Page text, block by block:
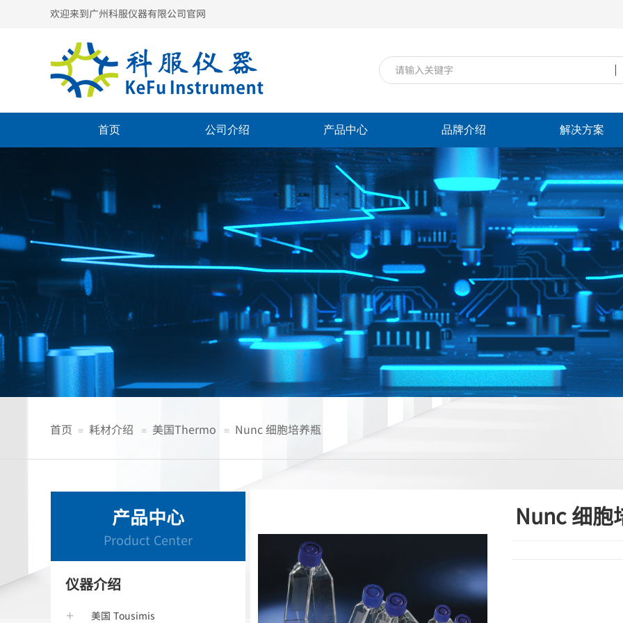
欢迎来到广州科服仪器有限公司官网
首页 公司介绍 产品中心 品牌介绍 解决方案
首页 ≡ 耗材介绍 ≡ 美国Thermo ≡ Nunc 细胞培养瓶
Nunc 细胞
产品中心
Product Center
美国 Tousimis
仪器介绍